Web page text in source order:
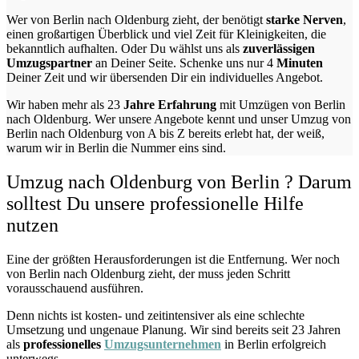
Wer von Berlin nach Oldenburg zieht, der benötigt starke Nerven,
einen großartigen Überblick und viel Zeit für Kleinigkeiten, die
bekanntlich aufhalten. Oder Du wählst uns als zuverlässigen
Umzugspartner an Deiner Seite. Schenke uns nur4 Minuten
Deiner Zeit und wir übersenden Dir ein individuelles Angebot.
Wir haben mehr als 23 Jahre Erfahrung mit Umzügen von Berlin
nach Oldenburg. Wer unsere Angebote kennt und unser Umzug von
Berlin nach Oldenburg von A bis Z bereits erlebt hat, der weiß,
warum wir in Berlin die Nummer eins sind.
Umzug nach Oldenburg von Berlin ? Darum
solltest Du unsere professionelle Hilfe
nutzen
Eine der größten Herausforderungen ist die Entfernung. Wer noch
von Berlin nach Oldenburg zieht, der muss jeden Schritt
vorausschauend ausführen.
Denn nichts ist kosten- und zeitintensiver als eine schlechte
Umsetzung und ungenaue Planung. Wir sind bereits seit 23 Jahren
als professionelles Umzugsunternehmen in Berlin erfolgreich